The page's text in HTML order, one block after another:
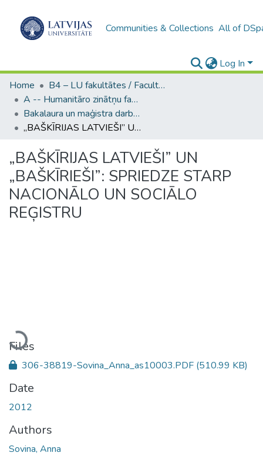
Communities & Collections All of
Log In
Home
B4 – LU fakultātes / Faculties of the UL
A -- Humanitāro zinātņu fakultāte / Faculty of Humanities
Bakalaura un maģistra darbi (HZF) / Bachelor's and Master's theses
„BAŠKĪRIJAS LATVIEŠI” UN „BAŠKĪRIEŠI”: SPRIEDZE STARP NACIONĀLO UN SOCIĀLO REĢISTRU
„BAŠKĪRIJAS LATVIEŠI” UN
„BAŠKĪRIEŠI”: SPRIEDZE STARP
NACIONĀLO UN SOCIĀLO
REĢISTRU
Loading...
Files
306-38819-Sovina_Anna_as10003.PDF (510.99 KB)
Date
2012
Authors
Sovina, Anna